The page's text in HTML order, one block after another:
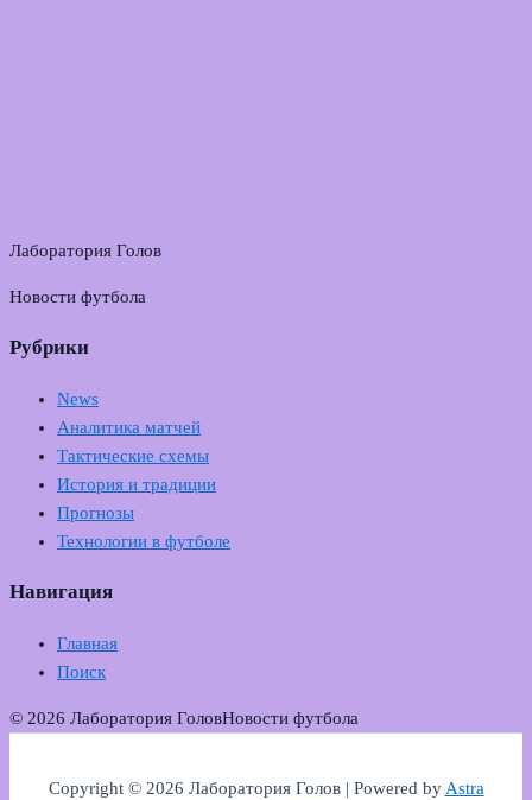
Лаборатория Голов
Новости футбола
Рубрики
News
Аналитика матчей
Тактические схемы
История и традиции
Прогнозы
Технологии в футболе
Навигация
Главная
Поиск
© 2026 Лаборатория ГоловНовости футбола
Copyright © 2026 Лаборатория Голов | Powered byAstra